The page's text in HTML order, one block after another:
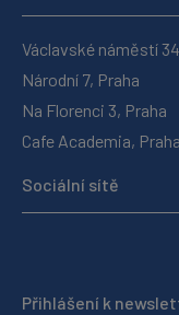
Václavské náměstí
Národní 7, Praha
Na Florenci 3, Praha
Cafe Academia, Praha
Sociální sítě
Přihlášení k